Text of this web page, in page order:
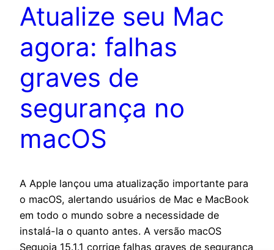
Atualize seu Mac
agora: falhas
graves de
segurança no
macOS
A Apple lançou uma atualização importante para
o macOS, alertando usuários de Mac e MacBook
em todo o mundo sobre a necessidade de
instalá-la o quanto antes. A versão macOS
Sequoia 15.1.1 corrige falhas graves de segurança